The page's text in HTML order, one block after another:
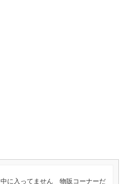
中に入ってません 物販コーナーだ